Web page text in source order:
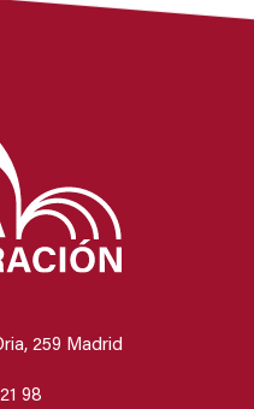
259 Madrid
98